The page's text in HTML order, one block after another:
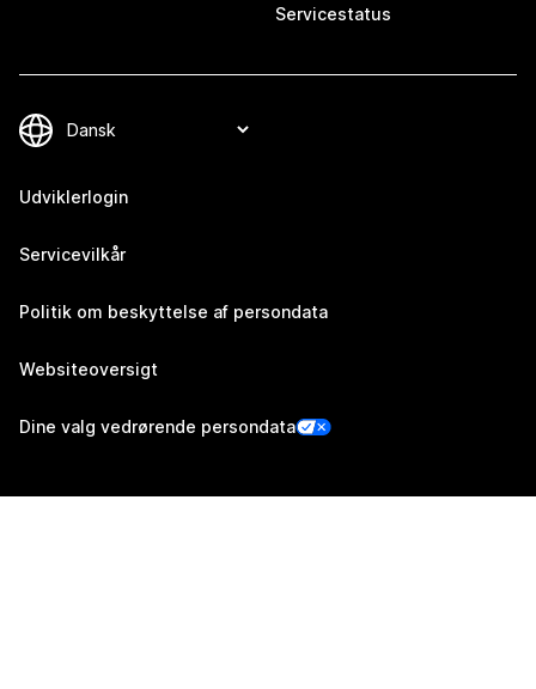
Servicestatus
Udviklerlogin
Servicevilkår
Politik om beskyttelse af persondata
Websiteoversigt
Dine valg vedrørende persondata